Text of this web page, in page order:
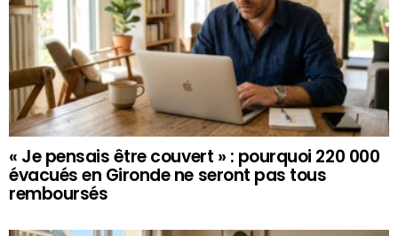
« Je pensais être couvert » : pourquoi 220 000
évacués en Gironde ne seront pas tous
remboursés